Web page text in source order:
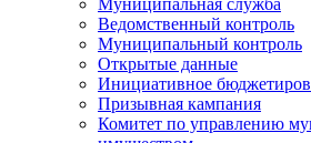
Муниципальная служба
Ведомственный контроль
Муниципальный контроль
Открытые данные
Инициативное
Призывная кампания
Комитет по управлению